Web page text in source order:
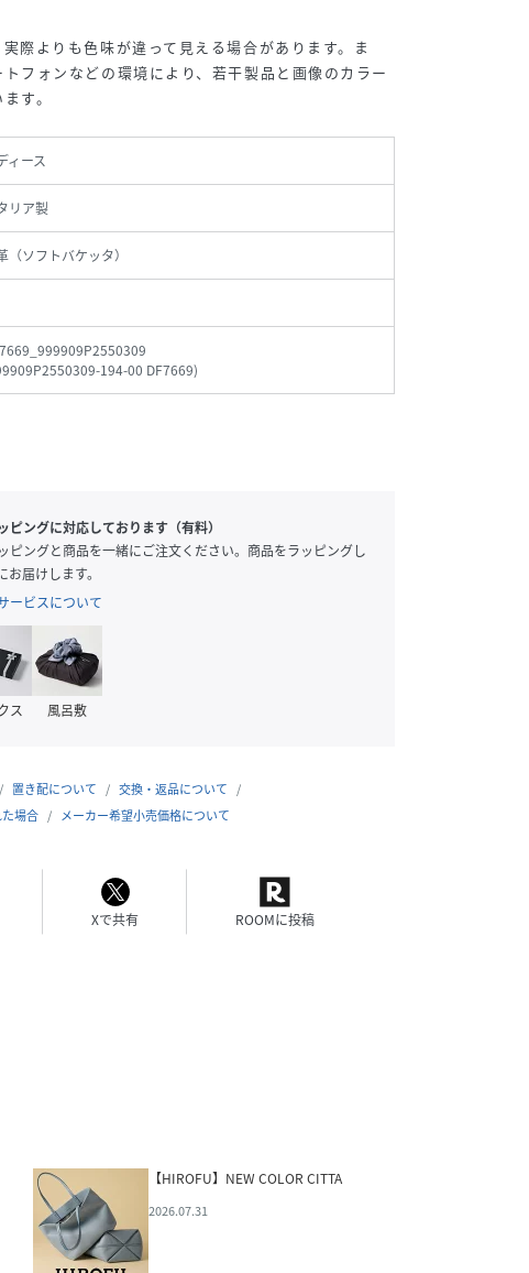
際よりも色味が違って見える場合があります。ま
フォンなどの環境により、若干製品と画像のカラー
す。
ィース
リア製
（ソフトバケッタ）
194-00 DF7669)
ピングに対応しております（有料）
ピングと商品を一緒にご注文ください。商品をラッピングし
届けします。
ービスについて
ス 風呂敷
置き配について
交換・返品について
場合
メーカー希望小売価格について
Xで共有 ROOMに投稿
【HIROFU】NEW COLOR CITTA
2026.07.31